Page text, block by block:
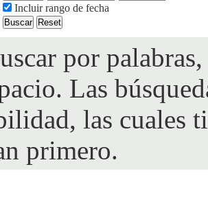
Incluir rango de fecha
por
Las
las cuales
primero.